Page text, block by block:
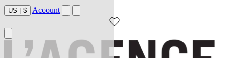
US $ Account